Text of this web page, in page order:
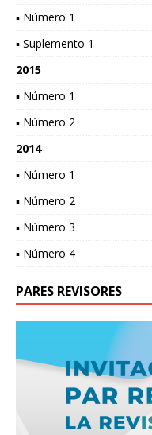
▪ Número 1
▪ Suplemento 1
2015
▪ Número 1
▪ Número 2
2014
▪ Número 1
▪ Número 2
▪ Número 3
▪ Número 4
PARES REVISORES